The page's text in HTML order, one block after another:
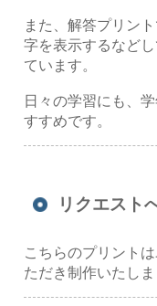
また、解答プリン
字を表示するなど
ています。
日々の学習にも、
すすめです。
リクエスト
こちらのプリント
ただき制作いたし